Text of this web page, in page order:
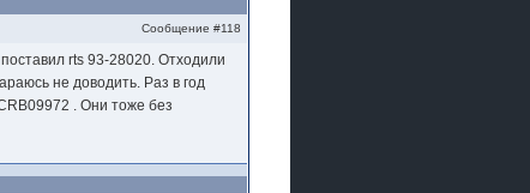
Сообщение #118
rts 93-28020. Отходили
не доводить. Раз в год
. Они тоже без